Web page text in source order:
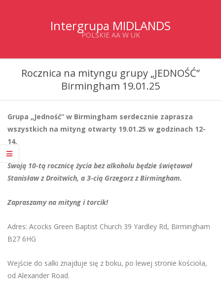
Intergrupa MIDLANDS
POLSKIE AA W UK
NavigationRocznica na mityngu grupy „JEDNOŚĆ”
Birmingham 19.01.25
Grupa „Jedność” w Birmingham serdecznie zaprasza
wszystkich na mityng otwarty 19.01.25 w godzinach 12-
14.
Swoją 10-tą rocznicę życia bez alkoholu będzie świętował
Stanisław z Droitwich, a 3-cią Grzegorz z Birmingham.
Zapraszamy na mityng i torcik!
Adres: Acocks Green Baptist Church 39 Yardley Rd, Birmingham
B27 6HG
Wejście do salki znajduje się z boku, po lewej stronie kościoła,
od Alexander Road.